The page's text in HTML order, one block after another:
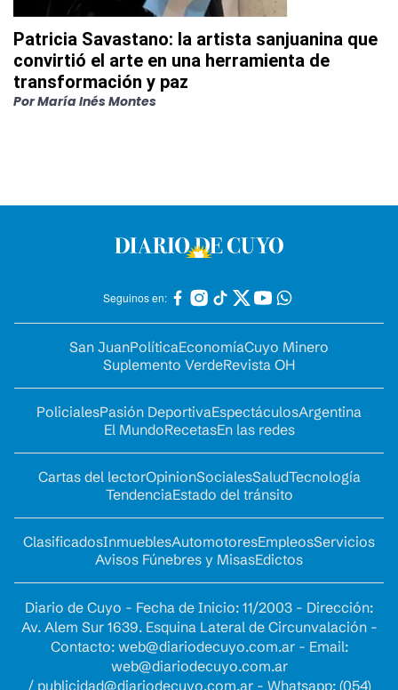
Patricia Savastano: la artista sanjuanina que
convirtió el arte en una herramienta de
transformación y paz
PorMaría Inés Montes
Seguinos en:
San JuanPolíticaEconomíaCuyo Minero
Suplemento VerdeRevista OH
PolicialesPasión DeportivaEspectáculosArgentina
El MundoRecetasEn las redes
Cartas del lectorOpinionSocialesSaludTecnología
TendenciaEstado del tránsito
ClasificadosInmueblesAutomotoresEmpleosServicios
Avisos Fúnebres y MisasEdictos
Diario de Cuyo - Fecha de Inicio: 11/2003 - Dirección:
Av. Alem Sur 1639. Esquina Lateral de Circunvalación -
Contacto: web@diariodecuyo.com.ar- Email:
web@diariodecuyo.com.ar
/ publicidad@diariodecuyo.com.ar- Whatsapp: (054)